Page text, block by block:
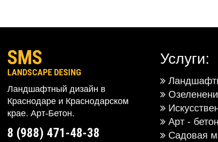
SMS
LANDSCAPE DESING
Ландшафтный дизайн в
Краснодаре и Краснодарском
крае. Арт-Бетон.
8 (988) 471-48-38
Услуги:
Арт -
Садовая